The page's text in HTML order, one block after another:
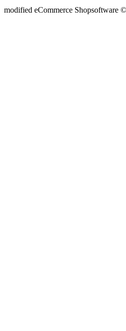
modified eCommerce Shopsoftware